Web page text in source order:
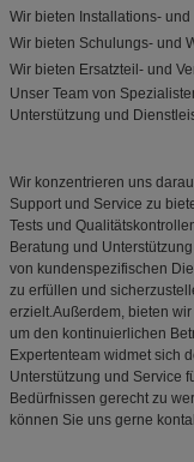
Wir bieten Installations-
Wir bieten Schulungs- und
Wir bieten Ersatzteil- und
Unser Team von
Unterstützung und
Wir konzentrieren uns
Support und Service zu
Tests und
Beratung und
von kundenspezifischen
zu erfüllen und
erzielt.Außerdem, bieten
um den kontinuierlichen
Expertenteam widmet sich
Unterstützung und Service
Bedürfnissen gerecht zu
können Sie uns gerne